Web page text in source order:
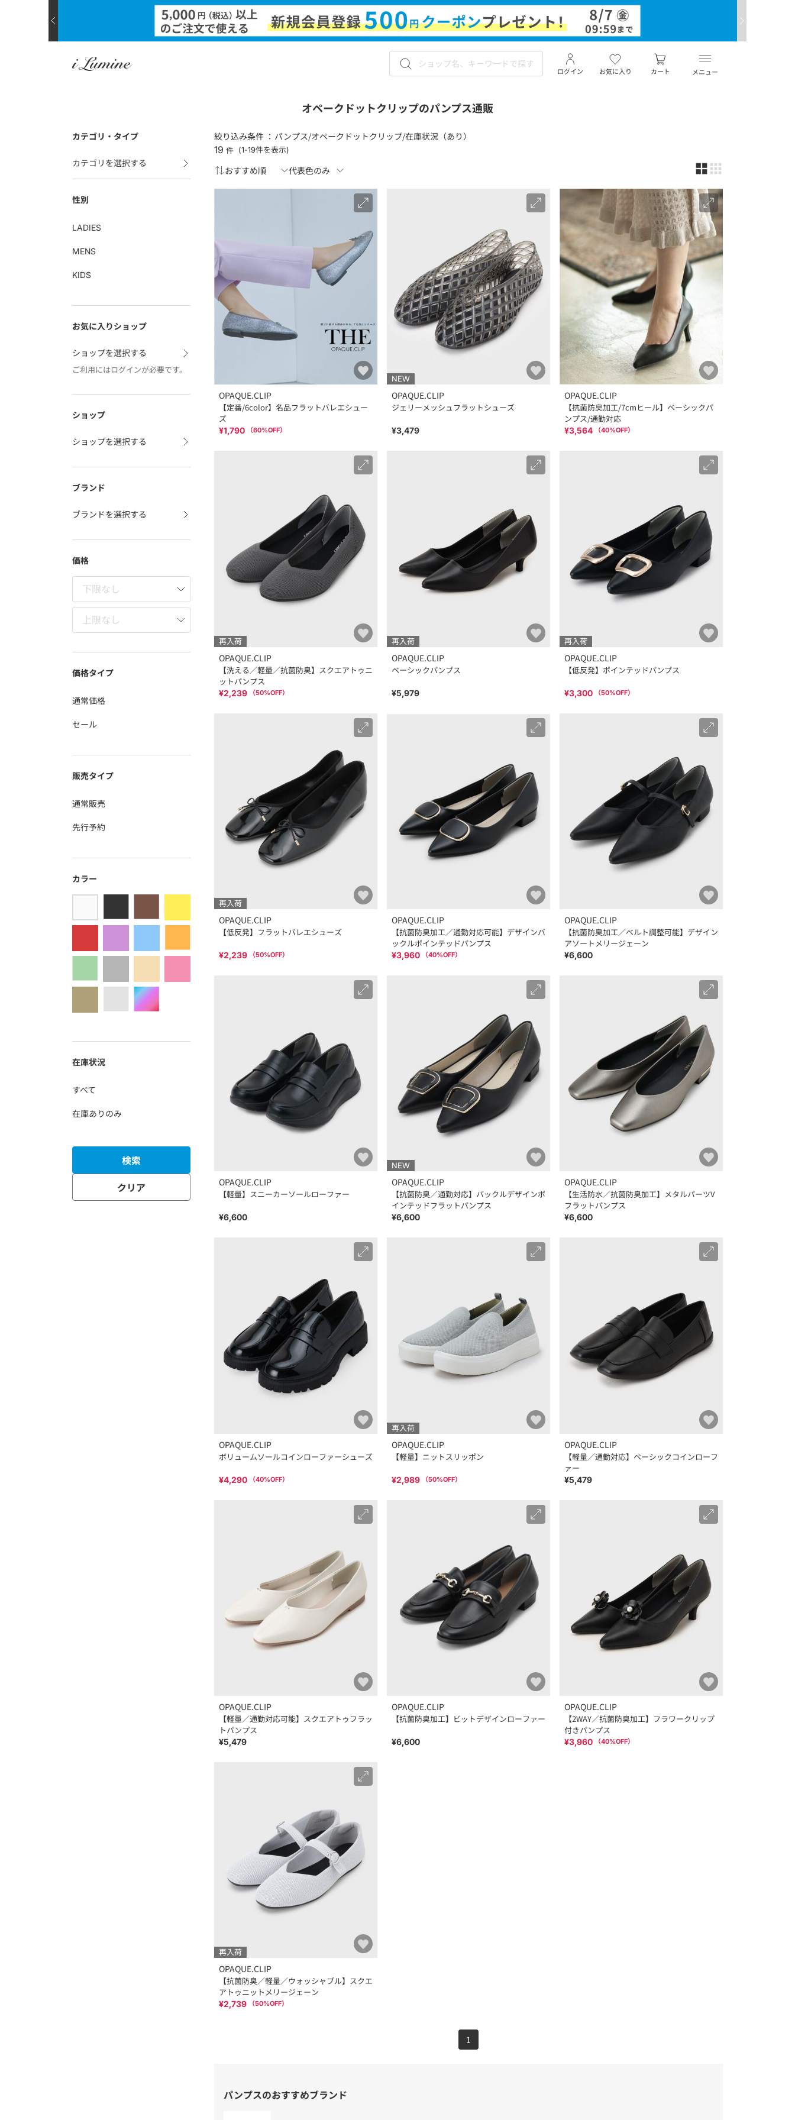
メニュー
お気に入り
ログイン カート
オペークドットクリップのパンプス通販
カテゴリ・タイプ
カテゴリを選択する
性別
LADIES
MENS
KIDS
お気に入りショップ
ショップを選択する
ご利用にはログインが必要です。
ショップ
ショップを選択する
ブランド
ブランドを選択する
価格
価格タイプ
通常価格
セール
販売タイプ
通常販売
先行予約
カラー
在庫状況
すべて
在庫ありのみ
検索
クリア
絞り込み条件 ： パンプス/オペークドットクリップ/在庫状況（あり）
19 件 (1-19件を表示)
OPAQUE.CLIP
【定番/6color】名品フラットバレエシュー
ズ
¥1,790 （60%OFF）
NEW
OPAQUE.CLIP
ジェリーメッシュフラットシューズ
¥3,479
OPAQUE.CLIP
【抗菌防臭加工/7cmヒール】ベーシックパ
ンプス/通勤対応
¥3,564 （40%OFF）
再入荷
OPAQUE.CLIP
【洗える／軽量／抗菌防臭】スクエアトゥニ
ットパンプス
¥2,239 （50%OFF）
再入荷
OPAQUE.CLIP
ベーシックパンプス
¥5,979
再入荷
OPAQUE.CLIP
【低反発】ポインテッドパンプス
¥3,300 （50%OFF）
再入荷
OPAQUE.CLIP
【低反発】フラットバレエシューズ
¥2,239 （50%OFF）
OPAQUE.CLIP
【抗菌防臭加工／通勤対応可能】デザインバ
ックルポインテッドパンプス
¥3,960 （40%OFF）
OPAQUE.CLIP
【抗菌防臭加工／ベルト調整可能】デザイン
アソートメリージェーン
¥6,600
OPAQUE.CLIP
【軽量】スニーカーソールローファー
¥6,600
NEW
OPAQUE.CLIP
【抗菌防臭／通勤対応】バックルデザインポ
インテッドフラットパンプス
¥6,600
OPAQUE.CLIP
【生活防水／抗菌防臭加工】メタルパーツV
フラットパンプス
¥6,600
OPAQUE.CLIP
ボリュームソールコインローファーシューズ
¥4,290 （40%OFF）
再入荷
OPAQUE.CLIP
【軽量】ニットスリッポン
¥2,989 （50%OFF）
OPAQUE.CLIP
【軽量／通勤対応】ベーシックコインローフ
ァー
¥5,479
OPAQUE.CLIP
【軽量／通勤対応可能】スクエアトゥフラッ
トパンプス
¥5,479
OPAQUE.CLIP
【抗菌防臭加工】ビットデザインローファー
¥6,600
OPAQUE.CLIP
【2WAY／抗菌防臭加工】フラワークリップ
付きパンプス
¥3,960 （40%OFF）
再入荷
OPAQUE.CLIP
【抗菌防臭／軽量／ウォッシャブル】スクエ
アトゥニットメリージェーン
¥2,739 （50%OFF）
1
パンプスのおすすめブランド